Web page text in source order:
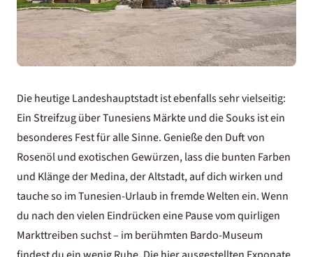
Die heutige Landeshauptstadt ist ebenfalls sehr vielseitig:
Ein Streifzug überTunesiens Märkteund die Souks ist ein
besonderes Fest für alle Sinne. Genieße den Duft von
Rosenöl und exotischen Gewürzen, lass die bunten Farben
und Klänge der Medina, der Altstadt, auf dich wirken und
tauche so im Tunesien-Urlaub in fremde Welten ein. Wenn
du nach den vielen Eindrücken eine Pause vom quirligen
Markttreiben suchst – im berühmten Bardo-Museum